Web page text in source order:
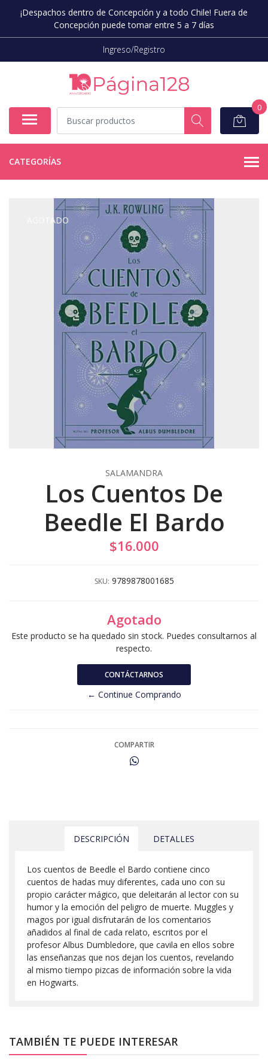
¡Despachos dentro de Concepción y a todo Chile! Fuera de
Concepción puede tomar entre 5 a 7 días
Ingreso/Registro
0
CATEGORÍAS
AGOTADO
SALAMANDRA
Los Cuentos De
Beedle El Bardo
$16.000
SKU: 9789878001685
Agotado
Este producto se ha quedado sin stock. Puedes consultarnos al
respecto.
CONTÁCTARNOS
← Continue Comprando
COMPARTIR
DESCRIPCIÓN DETALLES
Los cuentos de Beedle el Bardo contiene cinco
cuentos de hadas muy diferentes, cada uno con su
propio carácter mágico, que deleitarán al lector con su
humor y la emoción del peligro de muerte. Muggles y
magos por igual disfrutarán de los comentarios
añadidos al final de cada relato, escritos por el
profesor Albus Dumbledore, que cavila en ellos sobre
las enseñanzas que nos dejan los cuentos, revelando
al mismo tiempo pizcas de información sobre la vida
en Hogwarts.
TAMBIÉN TE PUEDE INTERESAR